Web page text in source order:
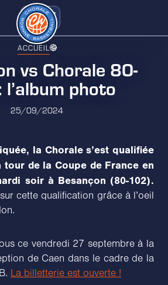
ACCUEIL
vs Chorale 80-
photo
25/09/2024
la Chorale s’est qualifiée
de la Coupe de France en
soir à Besançon (80-102).
cette qualification grâce à l’oeil
ce vendredi 27 septembre à la
de Caen dans le cadre de la
La billetterie est ouverte !